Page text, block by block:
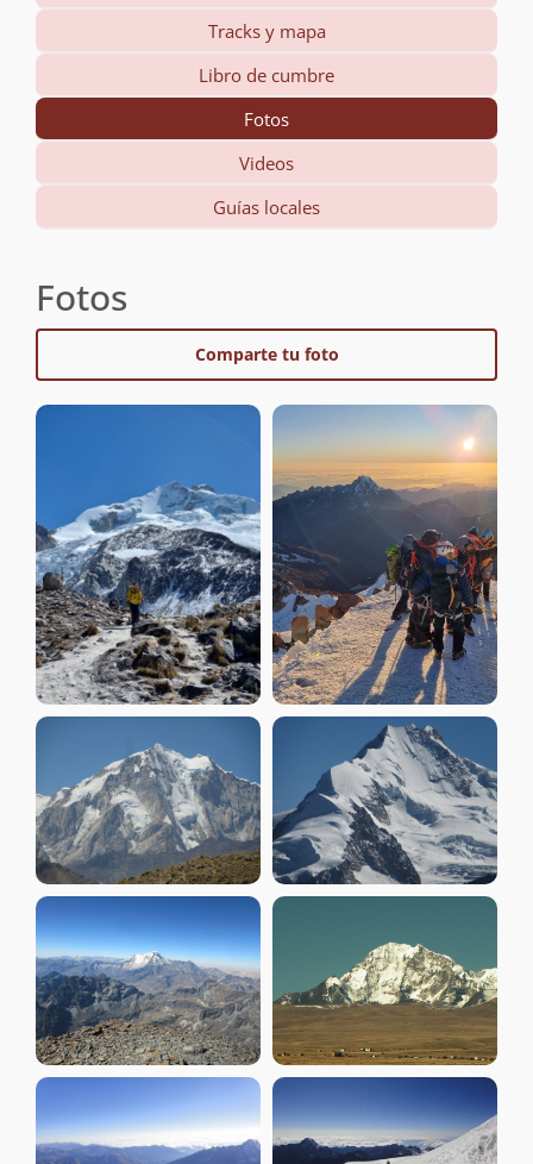
Tracks y mapa
Libro de cumbre
Fotos
Videos
Guías locales
Fotos
Comparte tu foto